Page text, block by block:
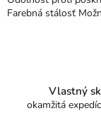
Farebná stálosť
Vlastný
okamžitá